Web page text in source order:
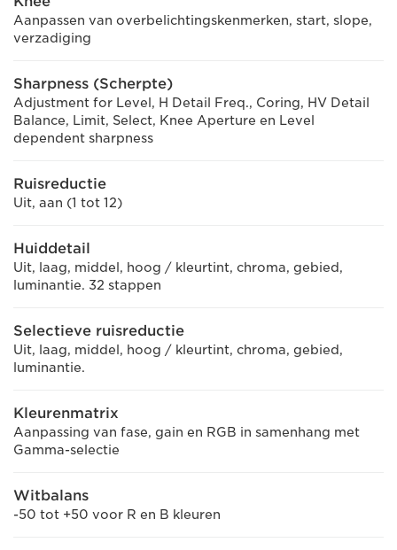
Aanpassen van overbelichtingskenmerken, start, slope,
verzadiging
Sharpness (Scherpte)
Adjustment for Level, H Detail Freq., Coring, HV Detail
Balance, Limit, Select, Knee Aperture en Level
dependent sharpness
Ruisreductie
Uit, aan (1 tot 12)
Huiddetail
Uit, laag, middel, hoog / kleurtint, chroma, gebied,
luminantie. 32 stappen
Selectieve ruisreductie
Uit, laag, middel, hoog / kleurtint, chroma, gebied,
luminantie.
Kleurenmatrix
Aanpassing van fase, gain en RGB in samenhang met
Gamma-selectie
Witbalans
-50 tot +50 voor R en B kleuren